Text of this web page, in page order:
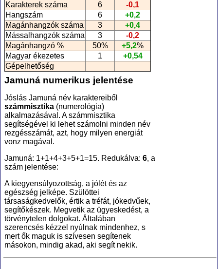
Karakterek száma
6
-0,1
Hangszám
6
+0,2
Magánhangzók száma
3
+0,4
Mássalhangzók száma
3
-0,2
Magánhangzó %
50% +5,2%
Magyar ékezetes
1
+0,54
Gépelhetőség
Jamuná numerikus jelentése
Jóslás Jamuná név karaktereiből
számmisztika (numerológia)
alkalmazásával. A számmisztika
segítségével ki lehet számolni minden név
rezgésszámát, azt, hogy milyen energiát
vonz magával.
Jamuná: 1+1+4+3+5+1=15. Redukálva: 6, a
szám jelentése:
A kiegyensúlyozottság, a jólét és az
egészség jelképe. Szülöttei
társaságkedvelők, értik a tréfát, jókedvűek,
segítőkészek. Megvetik az ügyeskedést, a
törvénytelen dolgokat. Általában
szerencsés kézzel nyúlnak mindenhez, s
mert ők maguk is szívesen segítenek
másokon, mindig akad, aki segít nekik.